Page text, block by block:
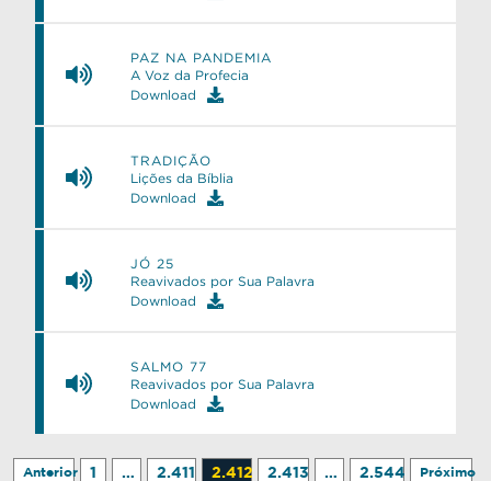
PAZ NA PANDEMIA
A Voz da Profecia
Download
TRADIÇÃO
Lições da Bíblia
Download
JÓ 25
Reavivados por Sua Palavra
Download
SALMO 77
Reavivados por Sua Palavra
Download
Anterior 1 … 2.411 2.412 2.413 … 2.544 Próximo